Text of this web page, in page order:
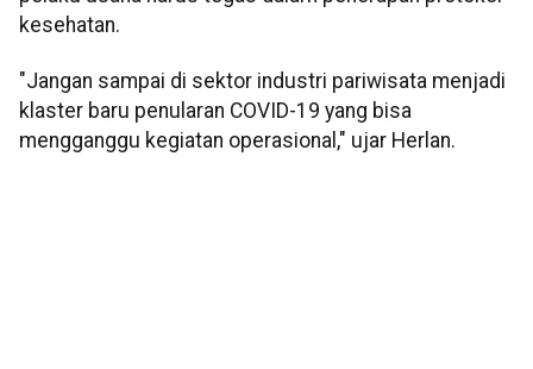
kesehatan.
"Jangan sampai di sektor industri pariwisata menjadi
klaster baru penularan COVID-19 yang bisa
mengganggu kegiatan operasional," ujar Herlan.